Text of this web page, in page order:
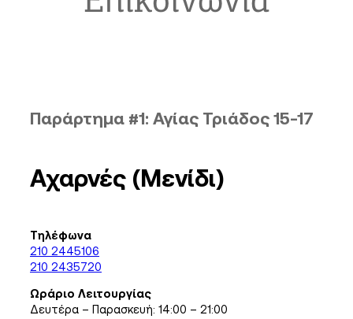
Παράρτημα #1: Αγίας Τριάδος 15-17
Αχαρνές (Μενίδι)
Τηλέφωνα
210 2445106
210 2435720
Ωράριο Λειτουργίας
Δευτέρα – Παρασκευή: 14:00 – 21:00